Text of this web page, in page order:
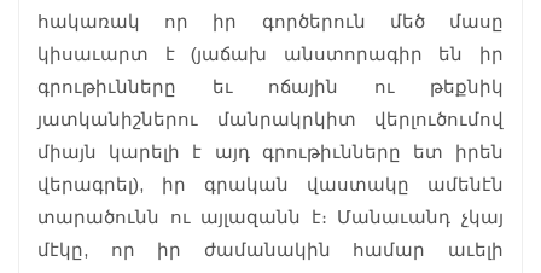
հակառակ որ իր գործերուն մեծ մասը
կիսաւարտ է (յաճախ անստորագիր են իր
գրութիւնները եւ ոճային ու թեքնիկ
յատկանիշներու մանրակրկիտ վերլուծումով
միայն կարելի է այդ գրութիւնները ետ իրեն
վերագրել), իր գրական վաստակը ամենէն
տարածունն ու այլազանն է։ Մանաւանդ չկայ
մէկը, որ իր ժամանակին համար աւելի